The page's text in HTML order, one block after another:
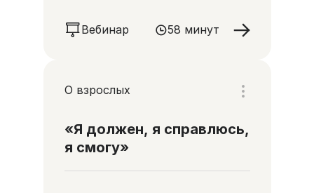
Вебинар 58 минут
О взрослых
«Я должен, я справлюсь,
я смогу»